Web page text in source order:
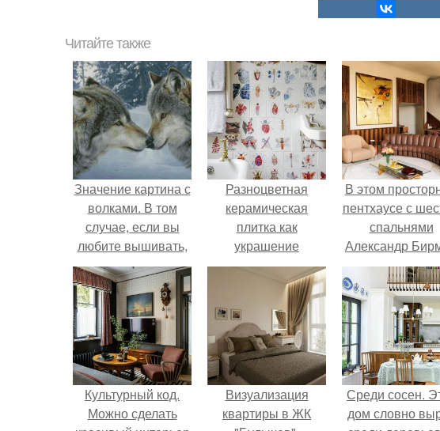
Читайте также
Значение картина с
волками. В том
случае, если вы
любите вышивать,
то наверняка
задумывались о
том, что означает та
или иная вышитая
вами картина.
Разноцветная
керамическая
плитка как
украшение
интерьера.
В этом
пентхаусе с
спальнями
Александр
живет со
семьей.
Культурный код.
Можно сделать
Визуализация
квартиры в ЖК
Среди сосен.
дом словно